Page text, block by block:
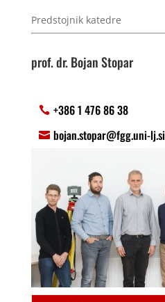
Predstojnik katedre
prof. dr. Bojan Stopar
+386 1 476 86 38
bojan.stopar@fgg.uni-lj.si